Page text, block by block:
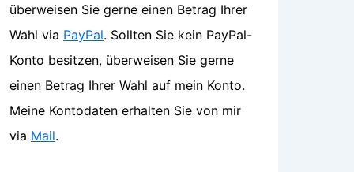
überweisen Sie gerne einen Betrag Ihrer
Wahl via PayPal. Sollten Sie kein PayPal-
Konto besitzen, überweisen Sie gerne
einen Betrag Ihrer Wahl auf mein Konto.
Meine Kontodaten erhalten Sie von mir
via Mail.